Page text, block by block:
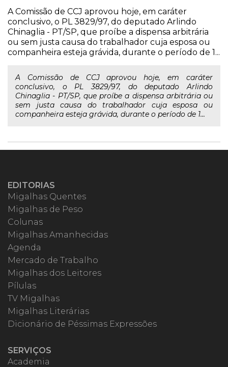
A Comissão de CCJ aprovou hoje, em caráter
conclusivo, o PL 3829/97, do deputado Arlindo
Chinaglia - PT/SP, que proíbe a dispensa arbitrária
ou sem justa causa do trabalhador cuja esposa ou
companheira esteja grávida, durante o período de 1...
A Comissão de CCJ aprovou hoje, em caráter
conclusivo, o PL 3829/97, do deputado Arlindo
Chinaglia - PT/SP, que proíbe a dispensa arbitrária ou
sem justa causa do trabalhador cuja esposa ou
companheira esteja grávida, durante o período de 1...
EDITORIAS
Migalhas Quentes
Migalhas de Peso
Colunas
Migalhas Amanhecidas
Agenda
Mercado de Trabalho
Migalhas dos Leitores
Pílulas
TV Migalhas
Migalhas Literárias
Dicionário de Péssimas Expressões
SERVIÇOS
Academia